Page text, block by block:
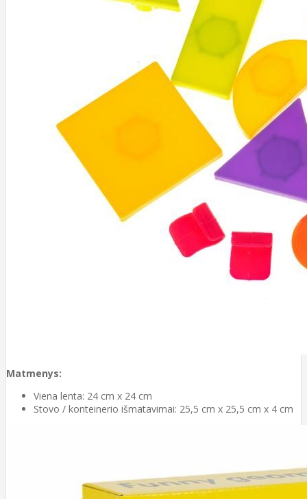
Matmenys:
Viena lenta: 24 cm x 24 cm
Stovo / konteinerio išmatavimai: 25,5 cm x 25,5 cm x 4 cm